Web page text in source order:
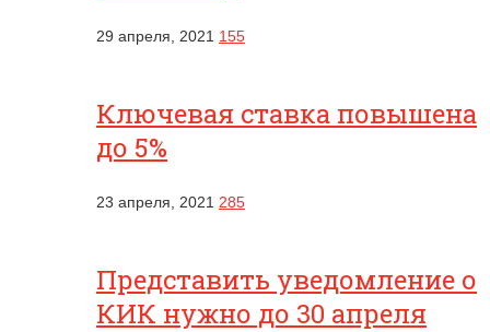
29 апреля, 2021 155
Ключевая ставка повышена
до 5%
23 апреля, 2021 285
Представить уведомление о
КИК нужно до 30 апреля